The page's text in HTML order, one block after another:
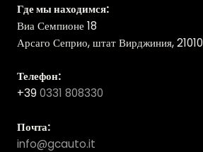
Где мы находимся:
Виа Семпионе 18
Арсаго Сеприо, штат Вирджиния, 21010
Телефон:
+39 0331 808330
Почта:
info@gcauto.it